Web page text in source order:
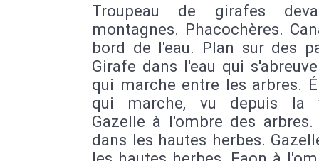
Troupeau de girafes
montagnes. Phacochères.
bord de l'eau. Plan sur des
Girafe dans l'eau qui
qui marche entre les arbres.
qui marche, vu depuis la
Gazelle à l'ombre des
dans les hautes herbes.